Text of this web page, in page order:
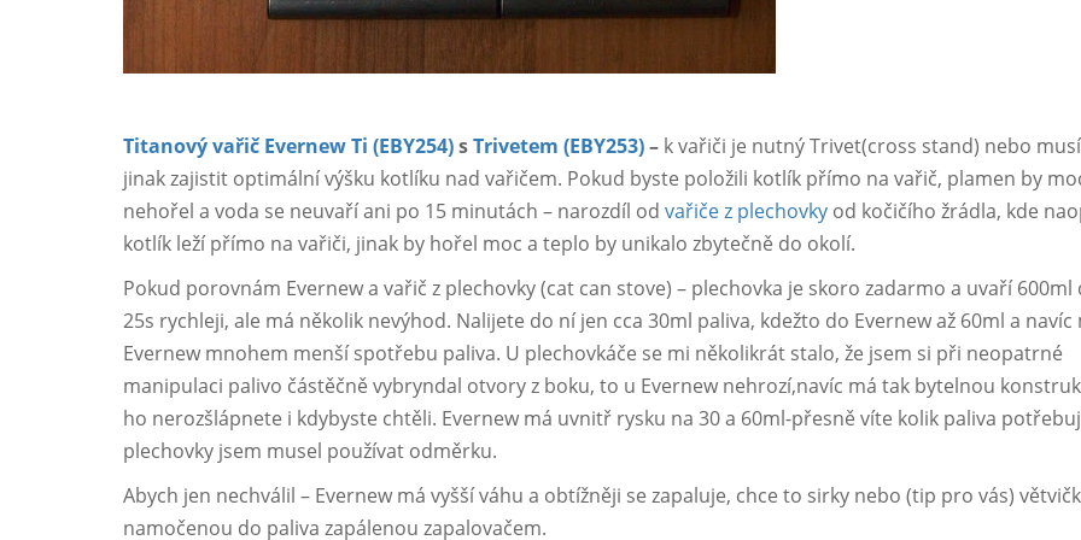
Titanový vařič Evernew Ti (EBY254)sTrivetem (EBY253)– k vařiči je nutný Trivet(cross stand) nebo
jinak zajistit optimální výšku kotlíku nad vařičem. Pokud byste položili kotlík přímo na vařič, plamen by
nehořel a voda se neuvaří ani po 15 minutách – narozdíl od vařiče z plechovky od kočičího žrádla, kde
kotlík leží přímo na vařiči, jinak by hořel moc a teplo by unikalo zbytečně do okolí.
Pokud porovnám Evernew a vařič z plechovky (cat can stove) – plechovka je skoro zadarmo a uvaří 600ml
25s rychleji, ale má několik nevýhod. Nalijete do ní jen cca 30ml paliva, kdežto do Evernew až 60ml a navíc
Evernew mnohem menší spotřebu paliva. U plechovkáče se mi několikrát stalo, že jsem si při neopatrné
manipulaci palivo částěčně vybryndal otvory z boku, to u Evernew nehrozí,navíc má tak bytelnou
ho nerozšlápnete i kdybyste chtěli. Evernew má uvnitř rysku na 30 a 60ml-přesně víte kolik paliva
plechovky jsem musel používat odměrku.
Abych jen nechválil – Evernew má vyšší váhu a obtížněji se zapaluje, chce to sirky nebo (tip pro vás)
namočenou do paliva zapálenou zapalovačem.